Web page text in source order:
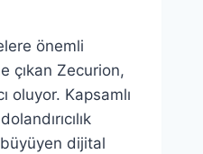
önemli
çıkan Zecurion,
oluyor. Kapsamlı
dijital